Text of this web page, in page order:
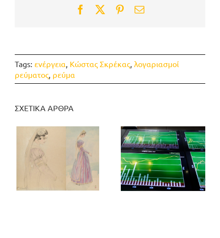
Facebook
TwitterPinterest
Email
Tags: ενέργεια Κώστας Σκρέκας λογαριασμοί
ρεύματος ρεύμα
ΣΧΕΤΙΚΑ ΑΡΘΡΑ